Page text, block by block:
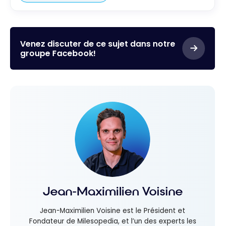
Venez discuter de ce sujet dans notre
groupe Facebook!
Jean-Maximilien Voisine
Jean-Maximilien Voisine est le Président et
Fondateur de Milesopedia, et l’un des experts les